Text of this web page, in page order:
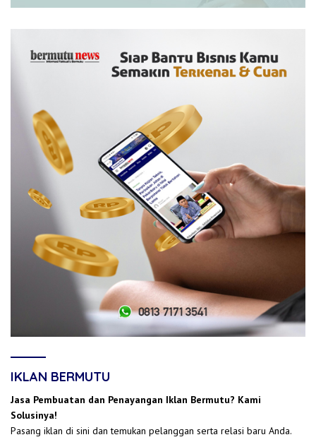
IKLAN BERMUTU
Jasa Pembuatan dan Penayangan Iklan Bermutu? Kami
Solusinya!
Pasang iklan di sini dan temukan pelanggan serta relasi baru Anda.